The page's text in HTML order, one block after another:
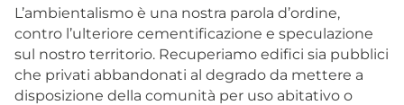
L’ambientalismo è una nostra parola d’ordine,
contro l’ulteriore cementificazione e speculazione
sul nostro territorio. Recuperiamo edifici sia pubblici
che privati abbandonati al degrado da mettere a
disposizione della comunità per uso abitativo o